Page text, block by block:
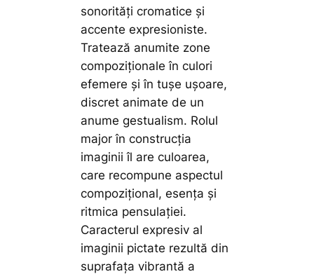
sonorităţi cromatice şi
accente expresioniste.
Tratează anumite zone
compoziţionale în culori
efemere şi în tuşe uşoare,
discret animate de un
anume gestualism. Rolul
major în construcţia
imaginii îl are culoarea,
care recompune aspectul
compoziţional, esenţa şi
ritmica pensulaţiei.
Caracterul expresiv al
imaginii pictate rezultă din
suprafaţa vibrantă a